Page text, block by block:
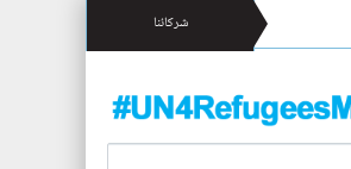
شركائنا